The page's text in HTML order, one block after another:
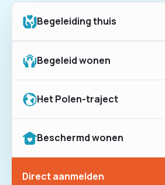
Begeleiding thuis
Begeleid wonen
Het Polen-traject
Beschermd wonen
Direct aanmelden